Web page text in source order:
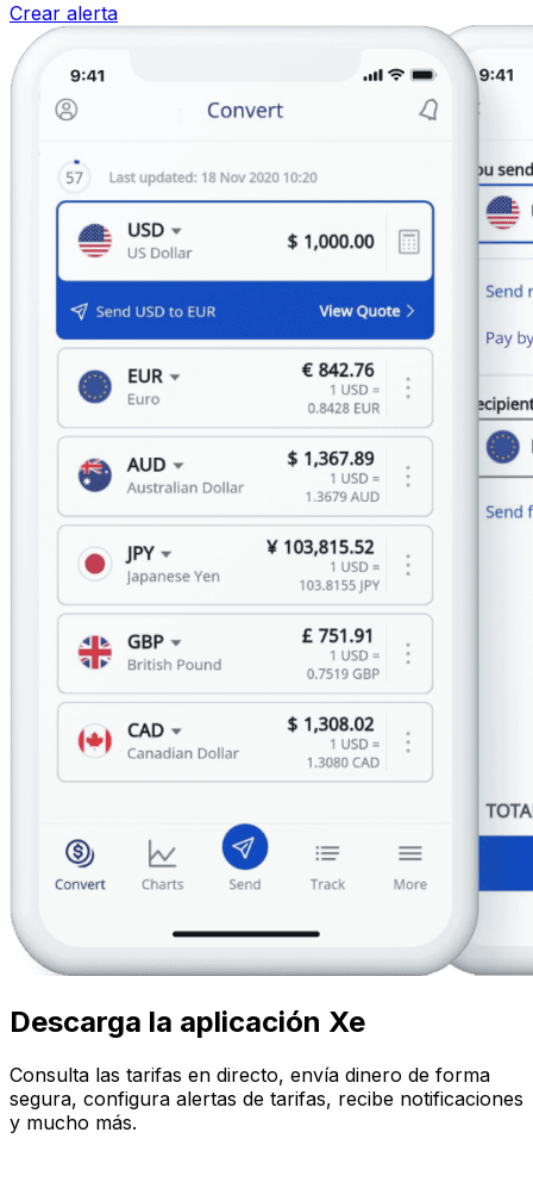
Crear alerta
Descarga la aplicación Xe
Consulta las tarifas en directo, envía dinero de forma
segura, configura alertas de tarifas, recibe notificaciones
y mucho más.